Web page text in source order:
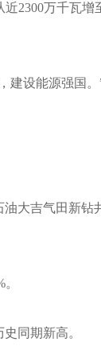
2300万千瓦
设能源强国
大吉气田新钻
同期新高。